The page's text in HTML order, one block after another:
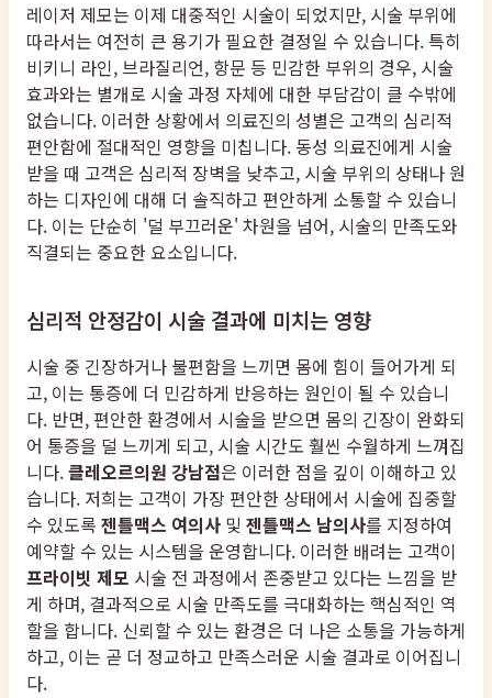
레이저 제모는 이제 대중적인 시술이 되었지만, 시술 부위에
따라서는 여전히 큰 용기가 필요한 결정일 수 있습니다. 특히
비키니 라인, 브라질리언, 항문 등 민감한 부위의 경우, 시술
효과와는 별개로 시술 과정 자체에 대한 부담감이 클 수밖에
없습니다. 이러한 상황에서 의료진의 성별은 고객의 심리적
편안함에 절대적인 영향을 미칩니다. 동성 의료진에게 시술
받을 때 고객은 심리적 장벽을 낮추고, 시술 부위의 상태나 원
하는 디자인에 대해 더 솔직하고 편안하게 소통할 수 있습니
다. 이는 단순히 '덜 부끄러운' 차원을 넘어, 시술의 만족도와
직결되는 중요한 요소입니다.
심리적 안정감이 시술 결과에 미치는 영향
시술 중 긴장하거나 불편함을 느끼면 몸에 힘이 들어가게 되
고, 이는 통증에 더 민감하게 반응하는 원인이 될 수 있습니
다. 반면, 편안한 환경에서 시술을 받으면 몸의 긴장이 완화되
어 통증을 덜 느끼게 되고, 시술 시간도 훨씬 수월하게 느껴집
니다.클레오르의원 강남점은 이러한 점을 깊이 이해하고 있
습니다. 저희는 고객이 가장 편안한 상태에서 시술에 집중할
수 있도록 젠틀맥스 여의사 및 젠틀맥스 남의사를 지정하여
예약할 수 있는 시스템을 운영합니다. 이러한 배려는 고객이
프라이빗 제모 시술 전 과정에서 존중받고 있다는 느낌을 받
게 하며, 결과적으로 시술 만족도를 극대화하는 핵심적인 역
할을 합니다. 신뢰할 수 있는 환경은 더 나은 소통을 가능하게
하고, 이는 곧 더 정교하고 만족스러운 시술 결과로 이어집니
다.